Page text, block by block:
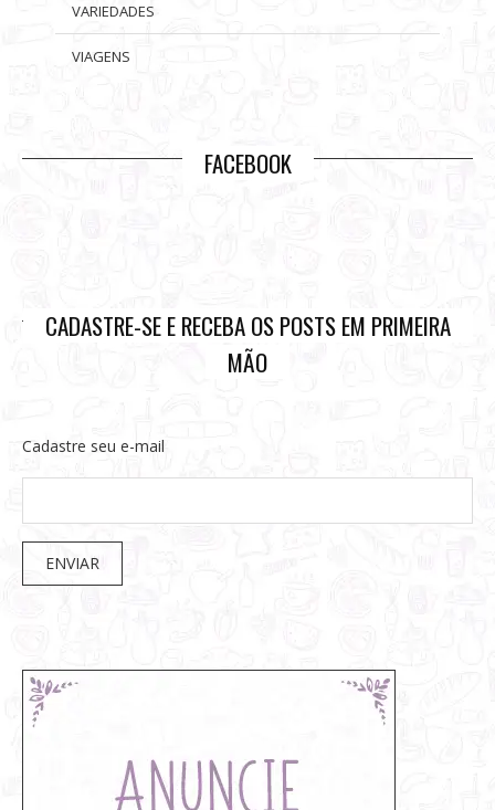
VARIEDADES
VIAGENS
FACEBOOK
CADASTRE-SE E RECEBA OS POSTS EM PRIMEIRA
MÃO
Cadastre seu e-mail